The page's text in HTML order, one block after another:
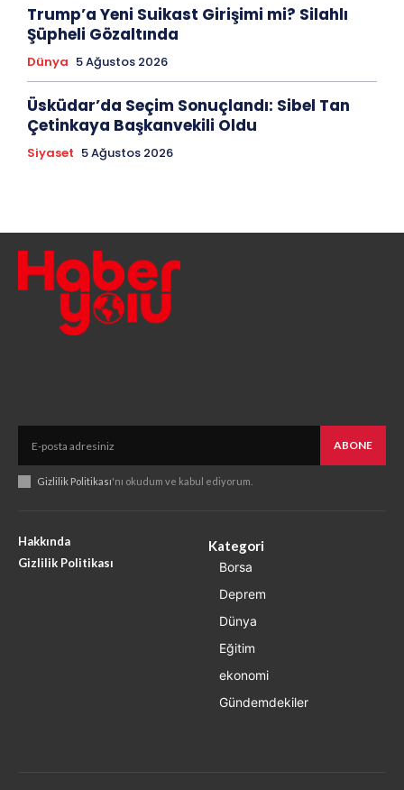
Trump’a Yeni Suikast Girişimi mi? Silahlı
Şüpheli Gözaltında
Dünya 5 Ağustos 2026
Üsküdar’da Seçim Sonuçlandı: Sibel Tan
Çetinkaya Başkanvekili Oldu
Siyaset 5 Ağustos 2026
ABONE
Gizlilik Politikası'nı okudum ve kabul ediyorum.
Hakkında
Gizlilik Politikası
Kategori
Borsa
Deprem
Dünya
Eğitim
ekonomi
Gündemdekiler